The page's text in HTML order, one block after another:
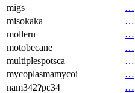
migs
…
misokaka
…
mollern
…
motobecane
…
multiplespotsca
…
mycoplasmamycoi
…
nam342ʔpɛ34
…